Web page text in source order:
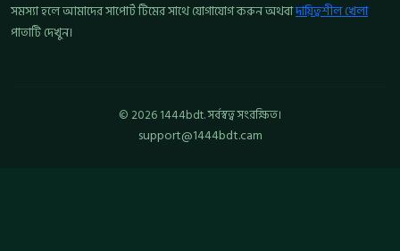
সমস্যা হলে আমাদের সাপোর্ট টিমের সাথে যোগাযোগ করুন অথবাদায়িত্বশীল খেলা
পাতাটি দেখুন।
© 2026 1444bdt. সর্বস্বত্ব সংরক্ষিত।
support@1444bdt.cam